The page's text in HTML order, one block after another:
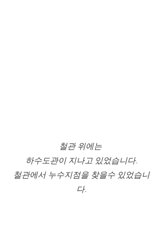
철관 위에는
하수도관이 지나고 있었습니다.
철관에서 누수지점을 찾을수 있었습니
다.